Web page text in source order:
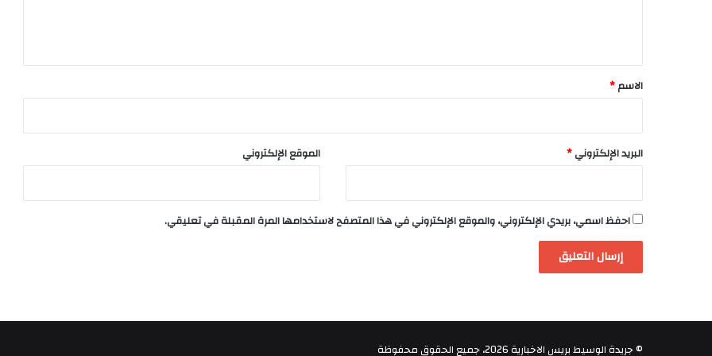
*
الاسم*
البريد الإلكتروني* الموقع الإلكتروني
احفظ اسمي، بريدي الإلكتروني، والموقع الإلكتروني في هذا المتصفح لاستخدامها المرة المقبلة في تعليقي.
© جريدة الوسيط بريس الاخبارية 2026، جميع الحقوق محفوظة